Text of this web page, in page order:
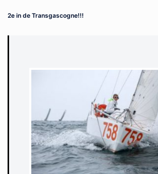
2e in de Transgascogne!!!